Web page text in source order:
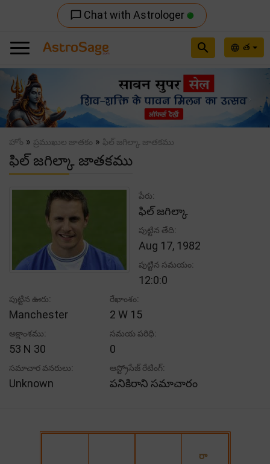
chat_bubble_outline Chat with Astrologer
language త
search
Previous
హోం » ప్రముఖుల జాతకం » ఫిల్ జగిల్కా జాతకము
ఫిల్ జగిల్కా జాతకము
పేరు:
ఫిల్ జగిల్కా
పుట్టిన తేది:
Aug 17, 1982
పుట్టిన సమయం:
12:0:0
పుట్టిన ఊరు:
Manchester
రేఖాంశం:
2 W 15
అక్షాంశము:
53 N 30
సమయ పరిధి:
0
సమాచార వనరులు:
Unknown
ఆస్ట్రోసేజ్ రేటింగ్:
పనికిరాని సమాచారం